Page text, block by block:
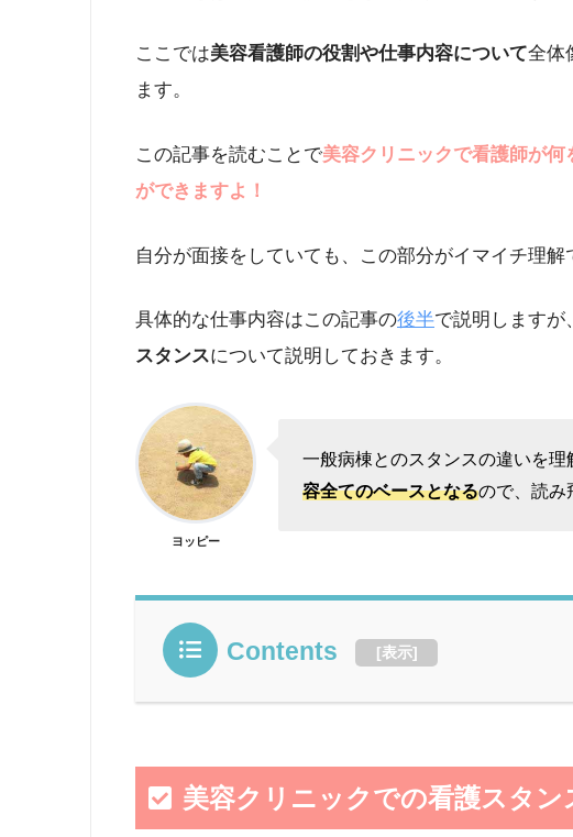
ここでは美容看護師の役割や仕事内容について全体
ます。
この記事を読むことで美容クリニックで看護師が
ができますよ！
自分が面接をしていても、この部分がイマイチ理
具体的な仕事内容はこの記事の後半で説明しますが
スタンスについて説明しておきます。
ヨッピー
一般病棟とのスタンスの違いを理
容全てのベースとなるので、読み
Contents [表示]
美容クリニックでの看護スタン